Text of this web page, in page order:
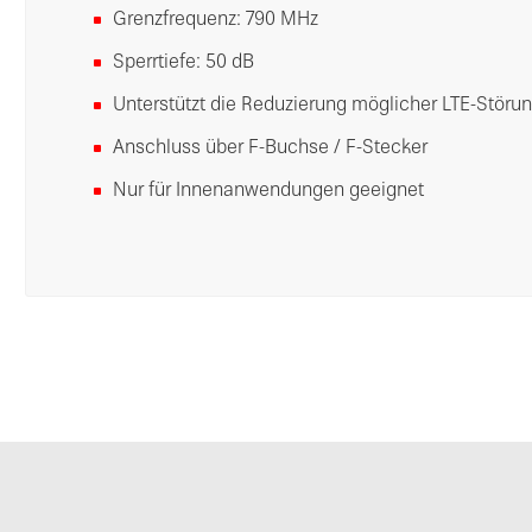
Grenzfrequenz: 790 MHz
Sperrtiefe: 50 dB
Unterstützt die Reduzierung möglicher LTE-
Anschluss über F-Buchse / F-Stecker
Nur für Innenanwendungen geeignet